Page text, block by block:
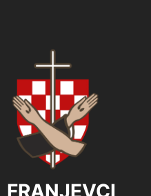
FRANJEVCI